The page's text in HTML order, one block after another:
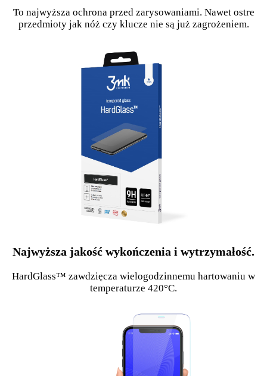
To najwyższa ochrona przed zarysowaniami. Nawet ostre
przedmioty jak nóż czy klucze nie są już zagrożeniem.
Najwyższa jakość wykończenia i wytrzymałość.
HardGlass™ zawdzięcza wielogodzinnemu hartowaniu w
temperaturze 420°C.